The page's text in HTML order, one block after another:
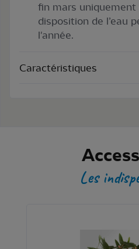
fin mars uniquement
disposition de l’eau
l'année.
Caractéristiques
Les